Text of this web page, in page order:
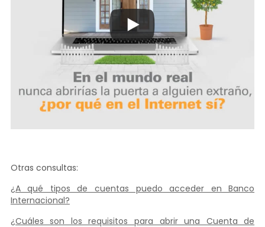
Otras consultas:
¿A qué tipos de cuentas puedo acceder en Banco
Internacional?
¿Cuáles son los requisitos para abrir una Cuenta de